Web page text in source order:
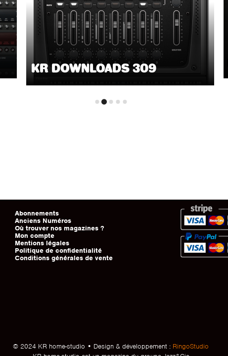
KR DOWNLOADS 309
Abonnements
Anciens Numéros
Où trouver nos magazines ?
Mon compte
Mentions légales
Politique de confidentialité
Conditions générales de vente
© 2024 KR home-studio • Design & développement : RingoStudio